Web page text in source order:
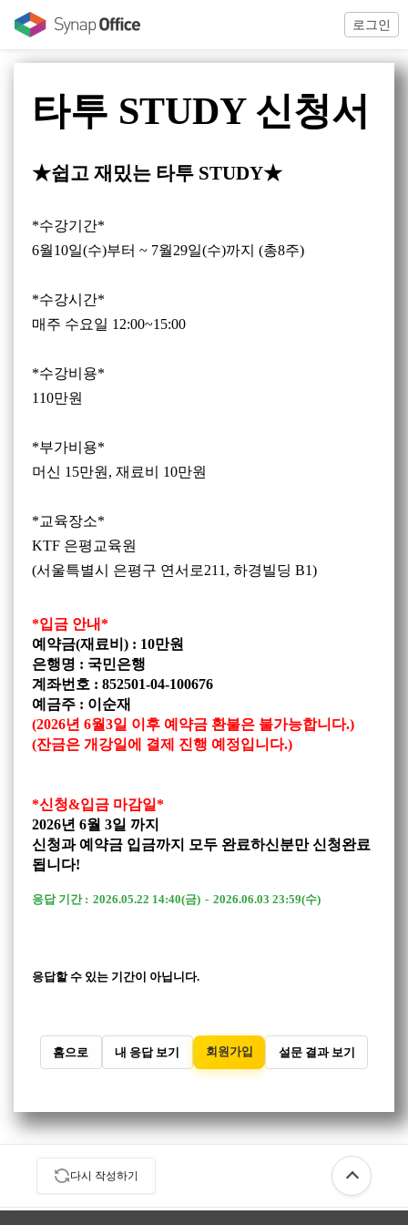
로그인
타투 STUDY 신청서
★쉽고 재밌는 타투 STUDY★
*수강기간*
6월10일(수)부터 ~ 7월29일(수)까지 (총8주)
*수강시간*
매주 수요일 12:00~15:00
*수강비용*
110만원
*부가비용*
머신 15만원 , 재료비 10만원
*교육장소*
KTF 은평교육원
(서울특별시 은평구 연서로211, 하경빌딩 B1)
*입금 안내*
예약금(재료비) : 10만원
은행명 : 국민은행
계좌번호 : 852501-04-100676
예금주 : 이순재
(2026년 6월3일 이후 예약금 환불은 불가능합니다.)
(잔금은 개강일에 결제 진행 예정입니다.)
*신청&입금 마감일*
2026년 6월 3일 까지
신청과 예약금 입금까지 모두 완료하신분만 신청완료
됩니다!
응답 기간 : 2026.05.22 14:40(금) - 2026.06.03 23:59(수)
응답할 수 있는 기간이 아닙니다.
홈으로 내 응답 보기 회원가입 설문 결과 보기
다시 작성하기